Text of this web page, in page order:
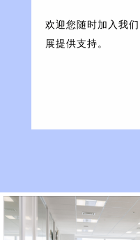
欢迎您随时加入我
展提供支持。